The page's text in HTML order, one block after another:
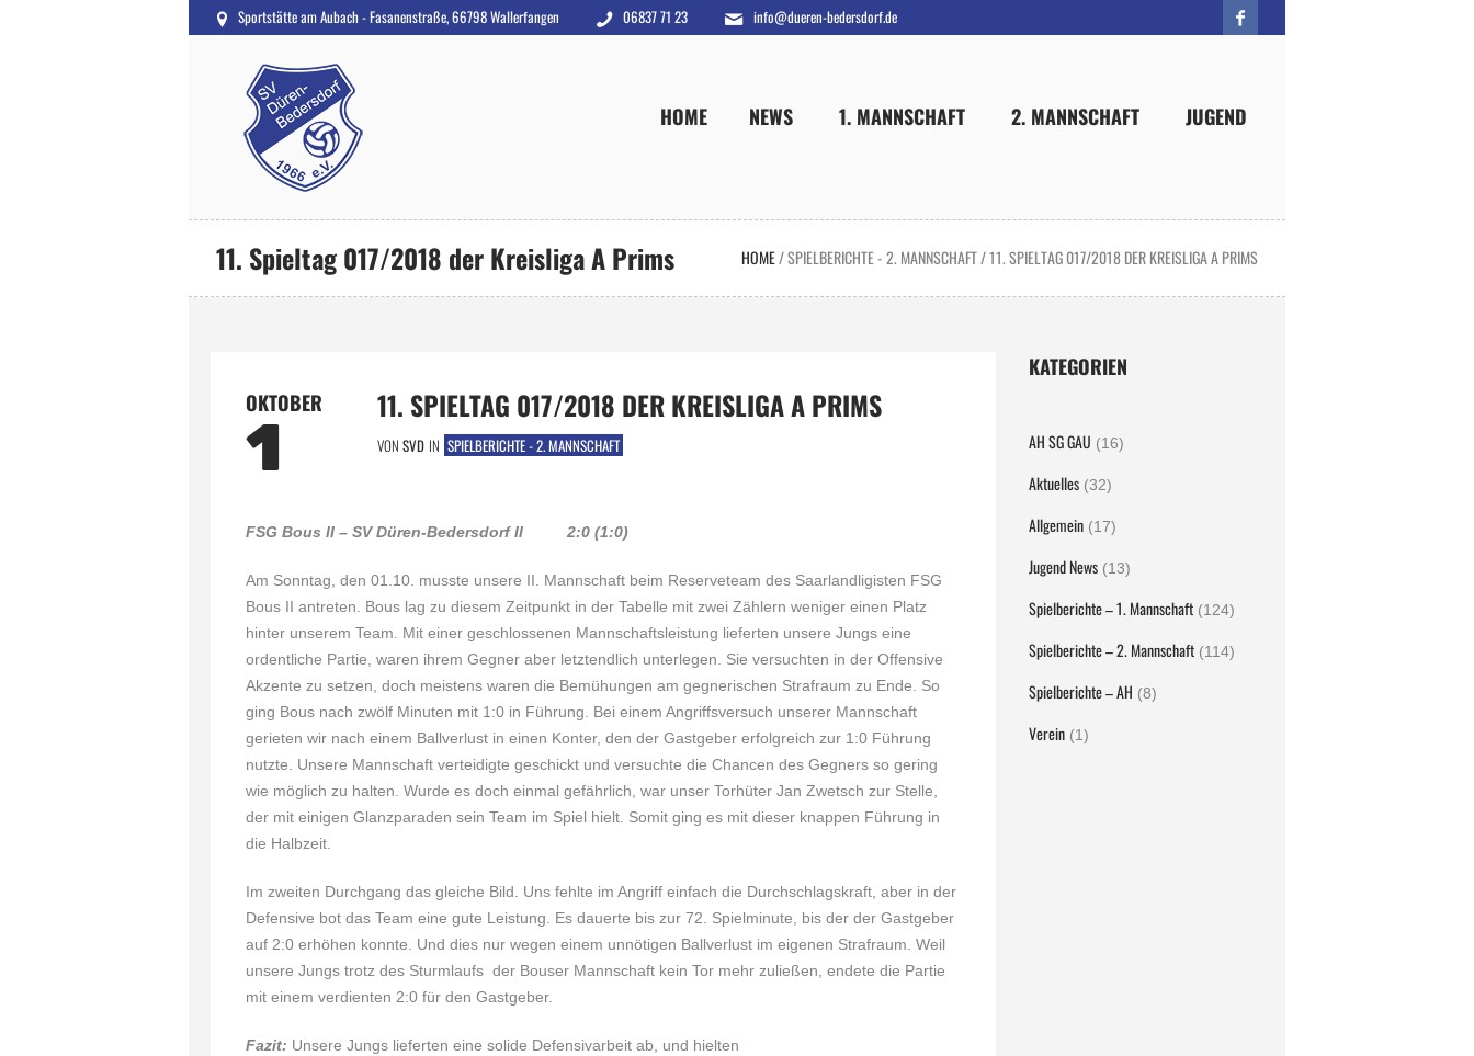
Sportstätte am Aubach - Fasanenstraße, 66798 Wallerfangen 06837 71 23 info@dueren-bedersdorf.de
HOME NEWS 1. MANNSCHAFT 2. MANNSCHAFT JUGEND
11. Spieltag 017/2018 der Kreisliga A Prims HOME/SPIELBERICHTE - 2. MANNSCHAFT/11. SPIELTAG 017/2018 DER KREISLIGA A PRIMS
OKTOBER
1
11. SPIELTAG 017/2018 DER KREISLIGA A PRIMS
VON SVD IN SPIELBERICHTE - 2. MANNSCHAFT
FSG Bous II – SV Düren-Bedersdorf II 2:0 (1:0)
Am Sonntag, den 01.10. musste unsere II. Mannschaft beim Reserveteam des Saarlandligisten FSG
Bous II antreten. Bous lag zu diesem Zeitpunkt in der Tabelle mit zwei Zählern weniger einen Platz
hinter unserem Team. Mit einer geschlossenen Mannschaftsleistung lieferten unsere Jungs eine
ordentliche Partie, waren ihrem Gegner aber letztendlich unterlegen. Sie versuchten in der Offensive
Akzente zu setzen, doch meistens waren die Bemühungen am gegnerischen Strafraum zu Ende. So
ging Bous nach zwölf Minuten mit 1:0 in Führung. Bei einem Angriffsversuch unserer Mannschaft
gerieten wir nach einem Ballverlust in einen Konter, den der Gastgeber erfolgreich zur 1:0 Führung
nutzte. Unsere Mannschaft verteidigte geschickt und versuchte die Chancen des Gegners so gering
wie möglich zu halten. Wurde es doch einmal gefährlich, war unser Torhüter Jan Zwetsch zur Stelle,
der mit einigen Glanzparaden sein Team im Spiel hielt. Somit ging es mit dieser knappen Führung in
die Halbzeit.
Im zweiten Durchgang das gleiche Bild. Uns fehlte im Angriff einfach die Durchschlagskraft, aber in der
Defensive bot das Team eine gute Leistung. Es dauerte bis zur 72. Spielminute, bis der der Gastgeber
auf 2:0 erhöhen konnte. Und dies nur wegen einem unnötigen Ballverlust im eigenen Strafraum. Weil
unsere Jungs trotz des Sturmlaufs der Bouser Mannschaft kein Tor mehr zuließen, endete die Partie
mit einem verdienten 2:0 für den Gastgeber.
Fazit: Unsere Jungs lieferten eine solide Defensivarbeit ab, und hielten
KATEGORIEN
AH SG GAU (16)
Aktuelles (32)
Allgemein (17)
Jugend News (13)
Spielberichte – 1. Mannschaft (124)
Spielberichte – 2. Mannschaft (114)
Spielberichte – AH (8)
Verein (1)